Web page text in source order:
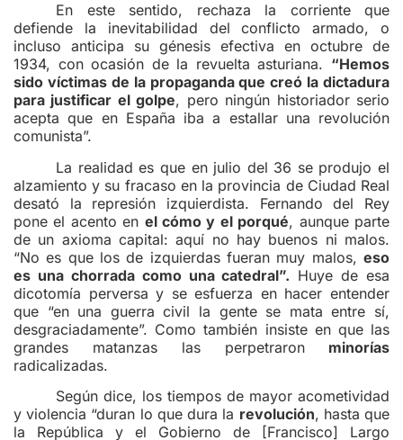
En este sentido, rechaza la corriente que
defiende la inevitabilidad del conflicto armado, o
incluso anticipa su génesis efectiva en octubre de
1934, con ocasión de la revuelta asturiana. “Hemos
sido víctimas de la propaganda que creó la dictadura
para justificar el golpe, pero ningún historiador serio
acepta que en España iba a estallar una revolución
comunista”.
La realidad es que en julio del 36 se produjo el
alzamiento y su fracaso en la provincia de Ciudad Real
desató la represión izquierdista. Fernando del Rey
pone el acento en el cómo y el porqué, aunque parte
de un axioma capital: aquí no hay buenos ni malos.
“No es que los de izquierdas fueran muy malos, eso
es una chorrada como una catedral”. Huye de esa
dicotomía perversa y se esfuerza en hacer entender
que “en una guerra civil la gente se mata entre sí,
desgraciadamente”. Como también insiste en que las
grandes matanzas las perpetraron minorías
radicalizadas.
Según dice, los tiempos de mayor acometividad
y violencia “duran lo que dura la revolución, hasta que
la República y el Gobierno de [Francisco] Largo